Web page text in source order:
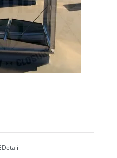
Detalii